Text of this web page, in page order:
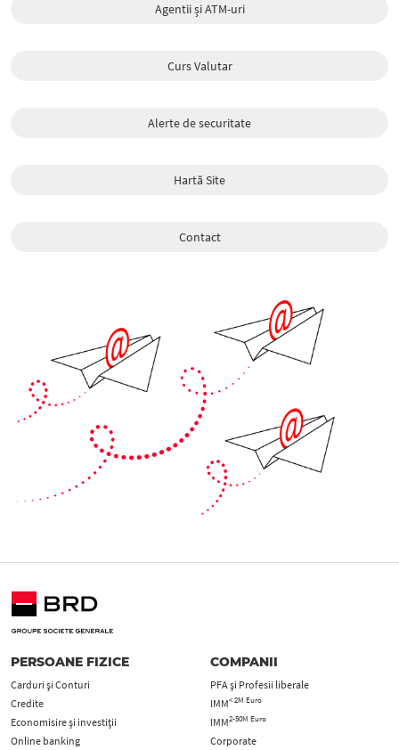
Agentii și ATM-uri
Curs Valutar
Alerte de securitate
Hartă Site
Contact
PERSOANE FIZICE
Carduri şi Conturi
Credite
Economisire și investiții
Online banking
COMPANII
PFA şi Profesii liberale
IMM< 2M Euro
IMM2-50M Euro
Corporate